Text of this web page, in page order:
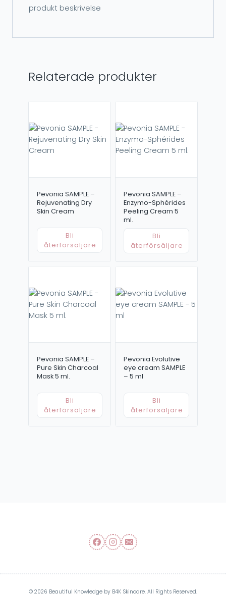
produkt beskrivelse
Relaterade produkter
Pevonia SAMPLE –
Rejuvenating Dry
Skin Cream
Bli
återförsäljare
Pevonia SAMPLE –
Enzymo-Sphérides
Peeling Cream 5
ml.
Bli
återförsäljare
Pevonia SAMPLE –
Pure Skin Charcoal
Mask 5 ml.
Bli
återförsäljare
Pevonia Evolutive
eye cream SAMPLE
– 5 ml
Bli
återförsäljare
© 2026 Beautiful Knowledge by B4K Skincare. All Rights Reserved.